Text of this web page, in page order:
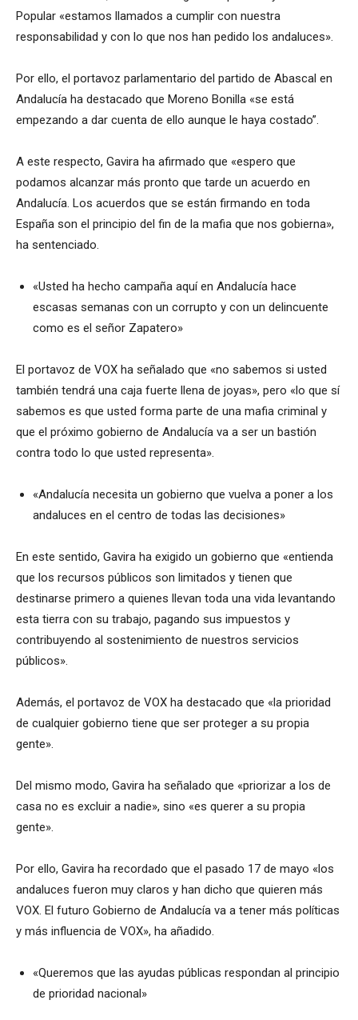
Popular «estamos llamados a cumplir con nuestra
responsabilidad y con lo que nos han pedido los andaluces».
Por ello, el portavoz parlamentario del partido de Abascal en
Andalucía ha destacado que Moreno Bonilla «se está
empezando a dar cuenta de ello aunque le haya costado”.
A este respecto, Gavira ha afirmado que «espero que
podamos alcanzar más pronto que tarde un acuerdo en
Andalucía. Los acuerdos que se están firmando en toda
España son el principio del fin de la mafia que nos gobierna»,
ha sentenciado.
«Usted ha hecho campaña aquí en Andalucía hace
escasas semanas con un corrupto y con un delincuente
como es el señor Zapatero»
El portavoz de VOX ha señalado que «no sabemos si usted
también tendrá una caja fuerte llena de joyas», pero «lo que sí
sabemos es que usted forma parte de una mafia criminal y
que el próximo gobierno de Andalucía va a ser un bastión
contra todo lo que usted representa».
«Andalucía necesita un gobierno que vuelva a poner a los
andaluces en el centro de todas las decisiones»
En este sentido, Gavira ha exigido un gobierno que «entienda
que los recursos públicos son limitados y tienen que
destinarse primero a quienes llevan toda una vida levantando
esta tierra con su trabajo, pagando sus impuestos y
contribuyendo al sostenimiento de nuestros servicios
públicos».
Además, el portavoz de VOX ha destacado que «la prioridad
de cualquier gobierno tiene que ser proteger a su propia
gente».
Del mismo modo, Gavira ha señalado que «priorizar a los de
casa no es excluir a nadie», sino «es querer a su propia
gente».
Por ello, Gavira ha recordado que el pasado 17 de mayo «los
andaluces fueron muy claros y han dicho que quieren más
VOX. El futuro Gobierno de Andalucía va a tener más políticas
y más influencia de VOX», ha añadido.
«Queremos que las ayudas públicas respondan al principio
de prioridad nacional»